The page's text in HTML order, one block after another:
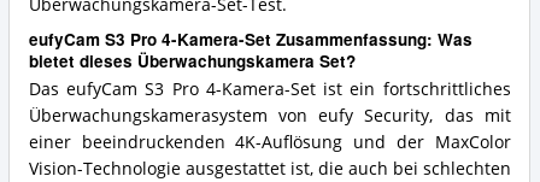
Überwachungskamera-Set-Test.
eufyCam S3 Pro 4-Kamera-Set Zusammenfassung: Was
bietet dieses Überwachungskamera Set?
Das eufyCam S3 Pro 4-Kamera-Set ist ein fortschrittliches
Überwachungskamerasystem von eufy Security, das mit
einer beeindruckenden 4K-Auflösung und der MaxColor
Vision-Technologie ausgestattet ist, die auch bei schlechten